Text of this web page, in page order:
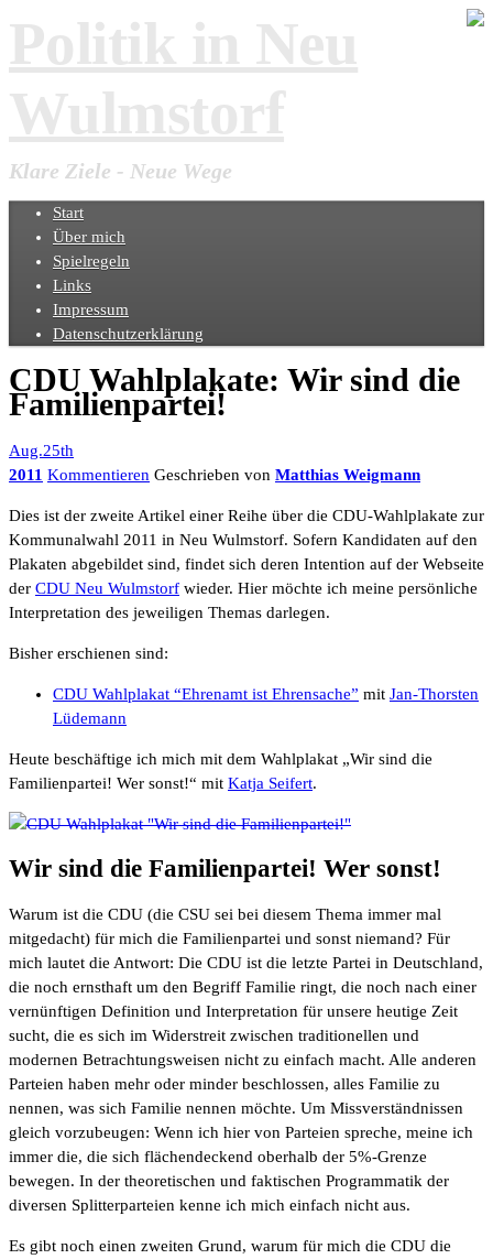
Klare Ziele - Neue Wege
Start
Über mich
Spielregeln
Links
Impressum
Datenschutzerklärung
CDU Wahlplakate: Wir sind die
Familienpartei!
Aug.25th
2011 Kommentieren Geschrieben von Matthias Weigmann
Dies ist der zweite Artikel einer Reihe über die CDU-Wahlplakate zur
Kommunalwahl 2011 in Neu Wulmstorf. Sofern Kandidaten auf den
Plakaten abgebildet sind, findet sich deren Intention auf der Webseite
der CDU Neu Wulmstorf wieder. Hier möchte ich meine persönliche
Interpretation des jeweiligen Themas darlegen.
Bisher erschienen sind:
CDU Wahlplakat “Ehrenamt ist Ehrensache” mit Jan-Thorsten
Lüdemann
Heute beschäftige ich mich mit dem Wahlplakat „Wir sind die
Familienpartei! Wer sonst!“ mit Katja Seifert.
Wir sind die Familienpartei! Wer sonst!
Warum ist die CDU (die CSU sei bei diesem Thema immer mal
mitgedacht) für mich die Familienpartei und sonst niemand? Für
mich lautet die Antwort: Die CDU ist die letzte Partei in Deutschland,
die noch ernsthaft um den Begriff Familie ringt, die noch nach einer
vernünftigen Definition und Interpretation für unsere heutige Zeit
sucht, die es sich im Widerstreit zwischen traditionellen und
modernen Betrachtungsweisen nicht zu einfach macht. Alle anderen
Parteien haben mehr oder minder beschlossen, alles Familie zu
nennen, was sich Familie nennen möchte. Um Missverständnissen
gleich vorzubeugen: Wenn ich hier von Parteien spreche, meine ich
immer die, die sich flächendeckend oberhalb der 5%-Grenze
bewegen. In der theoretischen und faktischen Programmatik der
diversen Splitterparteien kenne ich mich einfach nicht aus.
Es gibt noch einen zweiten Grund, warum für mich die CDU die